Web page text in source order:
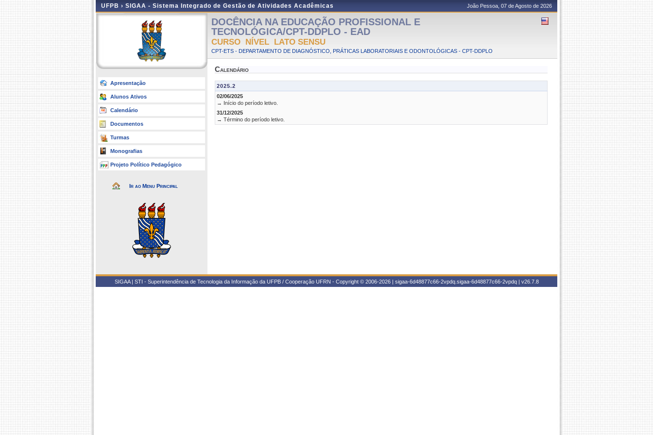
UFPB › SIGAA - Sistema Integrado de Gestão de Atividades Acadêmicas João Pessoa, 07 de Agosto de 2026
Apresentação
Alunos Ativos
Calendário
Documentos
Turmas
Monografias
Projeto Político Pedagógico
Ir ao Menu Principal
DOCÊNCIA NA EDUCAÇÃO PROFISSIONAL E
TECNOLÓGICA/CPT-DDPLO - EAD
CURSO NÍVEL LATO SENSU
CPT-ETS - DEPARTAMENTO DE DIAGNÓSTICO, PRÁTICAS LABORATORIAIS E ODONTOLÓGICAS - CPT-DDPLO
Calendário
2025.2
02/06/2025
→ Início do período letivo.
31/12/2025
→ Término do período letivo.
SIGAA | STI - Superintendência de Tecnologia da Informação da UFPB / Cooperação UFRN - Copyright © 2006-2026 | sigaa-6d48877c66-2vpdq.sigaa-6d48877c66-2vpdq | v26.7.8